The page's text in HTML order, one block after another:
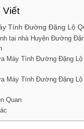
Viết
Tính Đường Đặng Lộ
tại nhà Huyện Đường
Máy Tính Đường Đặng Lộ
Máy Tính Đường Đặng Lộ
Quan